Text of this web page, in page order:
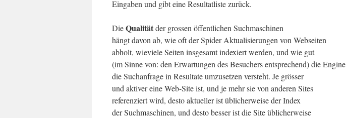
Eingaben und gibt eine Resultatliste zurück.
DieQualitätder grossen öffentlichen Suchmaschinen
hängt davon ab, wie oft der Spider Aktualisierungen von Webseiten
abholt, wieviele Seiten insgesamt indexiert werden, und wie gut
(im Sinne von: den Erwartungen des Besuchers entsprechend) die Engine
die Suchanfrage in Resultate umzusetzen versteht. Je grösser
und aktiver eine Web-Site ist, und je mehr sie von anderen Sites
referenziert wird, desto aktueller ist üblicherweise der Index
der Suchmaschinen, und desto besser ist die Site üblicherweise